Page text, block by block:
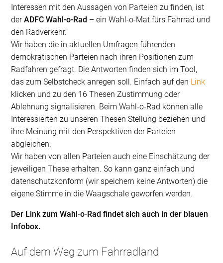
Interessen mit den Aussagen von Parteien zu finden, ist
derADFC Wahl-o-Rad – ein Wahl-o-Mat fürs Fahrrad und
den Radverkehr.
Wir haben die in aktuellen Umfragen führenden
demokratischen Parteien nach ihren Positionen zum
Radfahren gefragt. Die Antworten finden sich im Tool,
das zum Selbstcheck anregen soll. Einfach auf den Link
klicken und zu den 16 Thesen Zustimmung oder
Ablehnung signalisieren. Beim Wahl-o-Rad können alle
Interessierten zu unseren Thesen Stellung beziehen und
ihre Meinung mit den Perspektiven der Parteien
abgleichen.
Wir haben von allen Parteien auch eine Einschätzung der
jeweiligen These erhalten. So kann ganz einfach und
datenschutzkonform (wir speichern keine Antworten) die
eigene Stimme in die Waagschale geworfen werden.
Der Link zum Wahl-o-Rad findet sich auch in der blauen
Infobox.
Auf dem Weg zum Fahrradland